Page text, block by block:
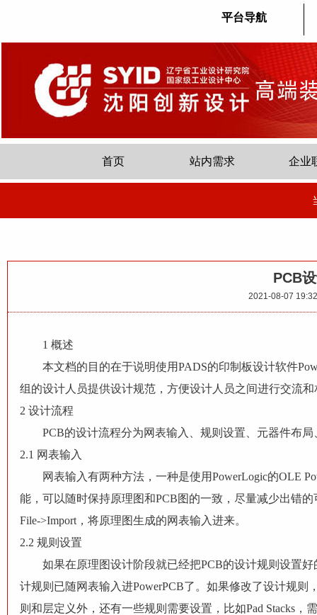
平台导航
首页 站内需求 企业
PCB
2021-08-07
1 概述
本文档的目的在于说明使用PADS的印制板设计软件
组的设计人员提供设计规范，方便设计人员之间进行交流
2 设计流程
PCB的设计流程分为网表输入、规则设置、元器件布局
2.1 网表输入
网表输入有两种方法，一种是使用PowerLogic的OLE
能，可以随时保持原理图和PCB图的一致，尽量减少出错
File->Import，将原理图生成的网表输入进来。
2.2 规则设置
如果在原理图设计阶段就已经把PCB的设计规则设置好
计规则已随网表输入进PowerPCB了。如果修改了设计规
则和层定义外，还有一些规则需要设置，比如Pad Stacks